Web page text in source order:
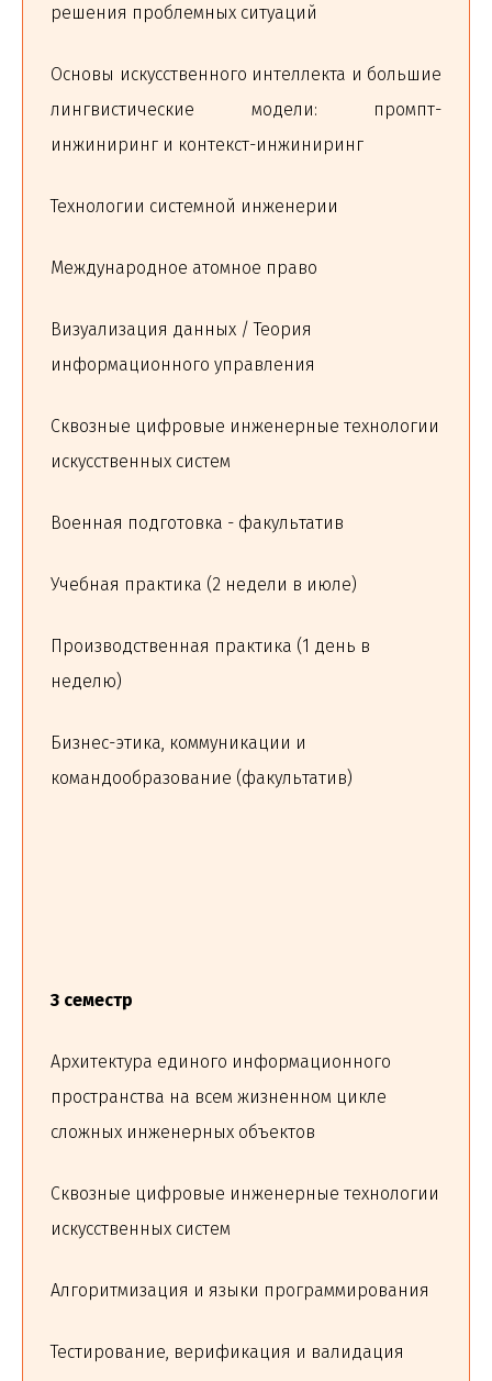
решения проблемных ситуаций
Основы искусственного интеллекта и большие
лингвистические модели: промпт-
инжиниринг и контекст-инжиниринг
Технологии системной инженерии
Международное атомное право
Визуализация данных / Теория
информационного управления
Сквозные цифровые инженерные технологии
искусственных систем
Военная подготовка - факультатив
Учебная практика (2 недели в июле)
Производственная практика (1 день в
неделю)
Бизнес-этика, коммуникации и
командообразование (факультатив)
3 семестр
Архитектура единого информационного
пространства на всем жизненном цикле
сложных инженерных объектов
Сквозные цифровые инженерные технологии
искусственных систем
Алгоритмизация и языки программирования
Тестирование, верификация и валидация